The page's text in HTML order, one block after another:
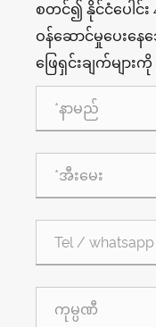
စတင်၍ နိုင်ငံပေါင်း
ဝန်ဆောင်မှုပေးနေ
ဖြေရှင်းချက်များ